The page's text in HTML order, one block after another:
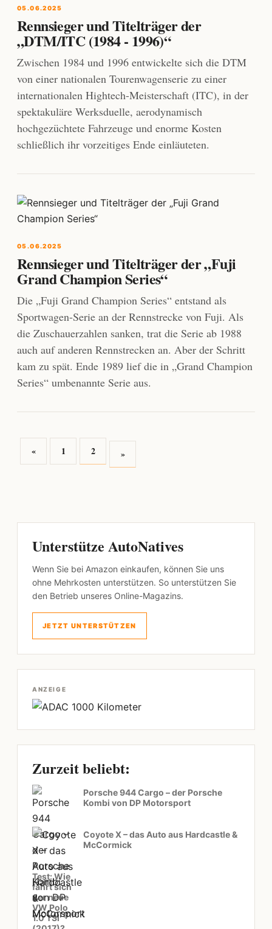
05.06.2025
Rennsieger und Titelträger der
„DTM/ITC (1984 - 1996)“
Zwischen 1984 und 1996 entwickelte sich die DTM
von einer nationalen Tourenwagenserie zu einer
internationalen Hightech-Meisterschaft (ITC), in der
spektakuläre Werksduelle, aerodynamisch
hochgezüchtete Fahrzeuge und enorme Kosten
schließlich ihr vorzeitiges Ende einläuteten.
05.06.2025
Rennsieger und Titelträger der „Fuji
Grand Champion Series“
Die „Fuji Grand Champion Series“ entstand als
Sportwagen-Serie an der Rennstrecke von Fuji. Als
die Zuschauerzahlen sanken, trat die Serie ab 1988
auch auf anderen Rennstrecken an. Aber der Schritt
kam zu spät. Ende 1989 lief die in „Grand Champion
Series“ umbenannte Serie aus.
« 1 2 »
Unterstütze AutoNatives
Wenn Sie bei Amazon einkaufen, können Sie uns
ohne Mehrkosten unterstützen. So unterstützen Sie
den Betrieb unseres Online-Magazins.
JETZT UNTERSTÜTZEN
ANZEIGE
Zurzeit beliebt:
Porsche 944 Cargo – der Porsche
Kombi von DP Motorsport
Coyote X – das Auto aus Hardcastle &
McCormick
Test: Wie
fährt sich
der neue
VW Polo
1.0 TSI